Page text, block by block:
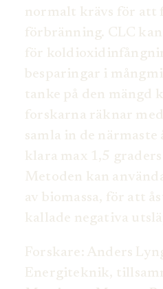
normalt krävs för att
förbränning. CLC
för
besparingar i
tanke på den mängd
forskarna räknar
samla in de
klara max 1,5
Metoden kan
av biomassa, för att
kallade negativa
Forskare: Anders
Energiteknik,